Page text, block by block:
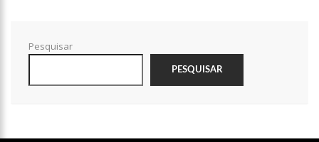
E COMBATE ÀS DROGAS NAS ESCOLAS MUNICIPAIS
Pesquisar
PESQUISAR